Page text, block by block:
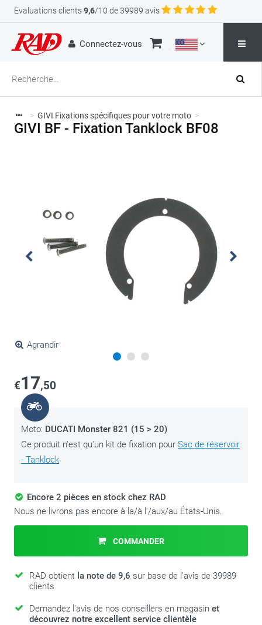
Evaluations clients9,6/10 de 39989 avis
Connectez-vous
> GIVI Fixations spécifiques pour votre moto >
GIVI BF - Fixation Tanklock BF08
Agrandir
€17,50
Moto: DUCATI Monster 821 (15 > 20)
Ce produit n'est qu'un kit de fixation pour Sac de réservoir
- Tanklock
Encore 2 pièces en stock chez RAD
Nous ne livrons pas encore à la/à l'/aux/au États-Unis.
COMMANDER
RAD obtient la note de 9,6 sur base de l'avis de 39989
clients
Demandez l'avis de nos conseillers en magasin et
découvrez notre excellent service clientèle